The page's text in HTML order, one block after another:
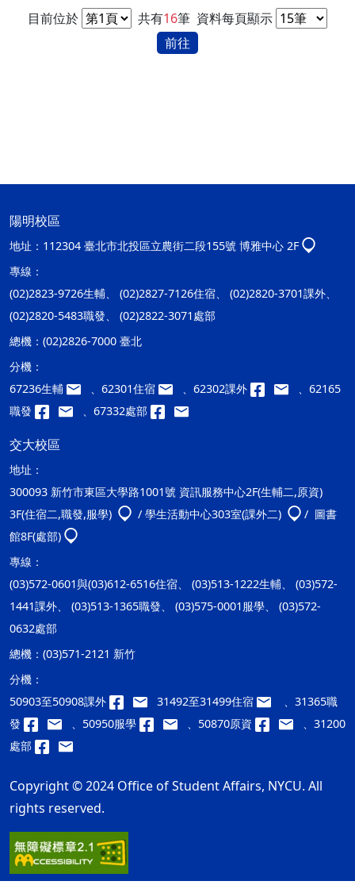
目前位於 共有16筆 資料每頁顯示
前往
陽明校區
地址： 112304 臺北市北投區立農街二段155號 博雅中心 2F
專線：
(02)2823-9726生輔、 (02)2827-7126住宿、 (02)2820-3701課外、
(02)2820-5483職發、 (02)2822-3071處部
總機： (02)2826-7000 臺北
分機：
67236生輔
、62301住宿 、62302課外
、62165
職發
、67332處部
交大校區
地址：
300093 新竹市東區大學路1001號 資訊服務中心2F(生輔二,原資)
3F(住宿二,職發,服學)
/ 學生活動中心303室(課外二)
/ 圖書
館8F(處部)
專線：
(03)572-0601與(03)612-6516住宿、 (03)513-1222生輔、 (03)572-
1441課外、 (03)513-1365職發、 (03)575-0001服學、 (03)572-
0632處部
總機： (03)571-2121 新竹
分機：
50903至50908課外
31492至31499住宿
、31365職
發
、50950服學 、50870原資
、31200
處部
Copyright © 2024 Office of Student Affairs, NYCU. All
rights reserved.